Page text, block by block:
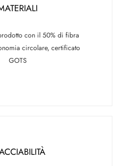
con il 50% di fibra
circolare, certificato
GOTS